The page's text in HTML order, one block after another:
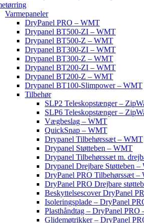
Varmepaneler
DryPanel PRO – WMT
Drypanel BT500-ZI – WMT
Drypanel BT500-Z – WMT
Drypanel BT300-ZI – WMT
Drypanel BT300-Z – WMT
Drypanel BT200-ZI – WMT
Drypanel BT200-Z – WMT
Drypanel BT100-Slimpower – WMT
Tilbehør
SLP2 Teleskopstænger –
SLP6 Teleskopstænger –
Vægbeslag – WMT
QuickSnap – WMT
Drypanel Tilbehørssæt – WMT
Drypanel Støtteben – WMT
Drypanel Tilbehørssæt m.
Drypanel Drejbare Støtteben
DryPanel PRO Tilbehørssæt –
DryPanel PRO Drejbare
Beskyttelsescover DryPanel
Isoleringsplade – DryPanel
Plasthåndtag – DryPanel PRO
Glidemøtrikker – DryPanel